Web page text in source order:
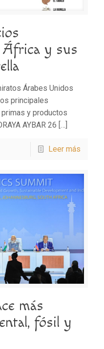
África y sus
Árabes Unidos
principales
y productos
AYBAR 26 […]
Leer más
más
fósil y